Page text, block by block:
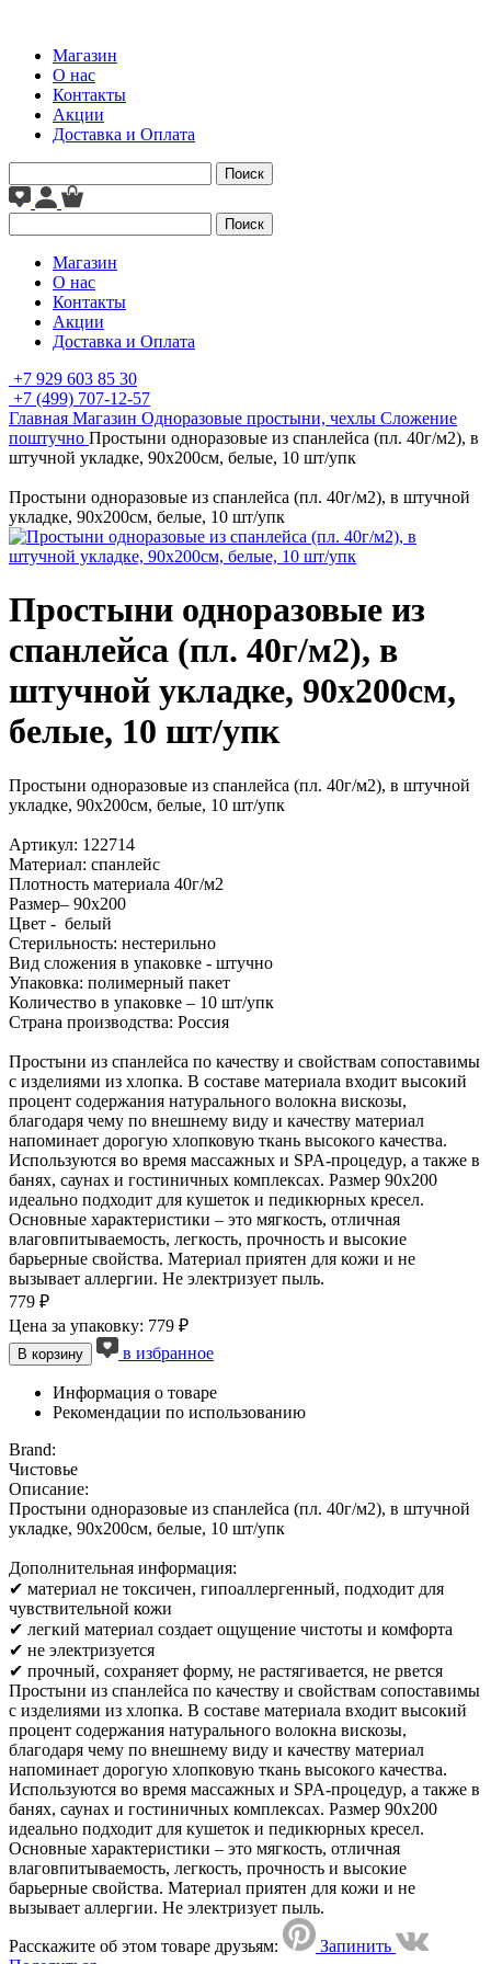
Магазин
О нас
Контакты
Акции
Доставка и Оплата
Поиск
Поиск
Магазин
О нас
Контакты
Акции
Доставка и Оплата
+7 929 603 85 30
+7 (499) 707-12-57
Главная Магазин Одноразовые простыни, чехлы Сложение
поштучно Простыни одноразовые из спанлейса (пл. 40г/м2), в
штучной укладке, 90х200см, белые, 10 шт/упк
Простыни одноразовые из спанлейса (пл. 40г/м2), в штучной
укладке, 90х200см, белые, 10 шт/упк
Простыни одноразовые из
спанлейса (пл. 40г/м2), в
штучной укладке, 90х200см,
белые, 10 шт/упк
Простыни одноразовые из спанлейса (пл. 40г/м2), в штучной
укладке, 90х200см, белые, 10 шт/упк
Артикул: 122714
Материал: спанлейс
Плотность материала 40г/м2
Размер– 90х200
Цвет - белый
Стерильность: нестерильно
Вид сложения в упаковке - штучно
Упаковка: полимерный пакет
Количество в упаковке – 10 шт/упк
Страна производства: Россия
Простыни из спанлейса по качеству и свойствам сопоставимы
с изделиями из хлопка. В составе материала входит высокий
процент содержания натурального волокна вискозы,
благодаря чему по внешнему виду и качеству материал
напоминает дорогую хлопковую ткань высокого качества.
Используются во время массажных и SPA-процедур, а также в
банях, саунах и гостиничных комплексах. Размер 90х200
идеально подходит для кушеток и педикюрных кресел.
Основные характеристики – это мягкость, отличная
влаговпитываемость, легкость, прочность и высокие
барьерные свойства. Материал приятен для кожи и не
вызывает аллергии. Не электризует пыль.
779 ₽
Цена за упаковку: 779 ₽
В корзину в избранное
Информация о товаре
Рекомендации по использованию
Brand:
Чистовье
Описание:
Простыни одноразовые из спанлейса (пл. 40г/м2), в штучной
укладке, 90х200см, белые, 10 шт/упк
Дополнительная информация:
✔ материал не токсичен, гипоаллергенный, подходит для
чувствительной кожи
✔ легкий материал создает ощущение чистоты и комфорта
✔ не электризуется
✔ прочный, сохраняет форму, не растягивается, не рвется
Простыни из спанлейса по качеству и свойствам сопоставимы
с изделиями из хлопка. В составе материала входит высокий
процент содержания натурального волокна вискозы,
благодаря чему по внешнему виду и качеству материал
напоминает дорогую хлопковую ткань высокого качества.
Используются во время массажных и SPA-процедур, а также в
банях, саунах и гостиничных комплексах. Размер 90х200
идеально подходит для кушеток и педикюрных кресел.
Основные характеристики – это мягкость, отличная
влаговпитываемость, легкость, прочность и высокие
барьерные свойства. Материал приятен для кожи и не
вызывает аллергии. Не электризует пыль.
Расскажите об этом товаре друзьям:
Запинить